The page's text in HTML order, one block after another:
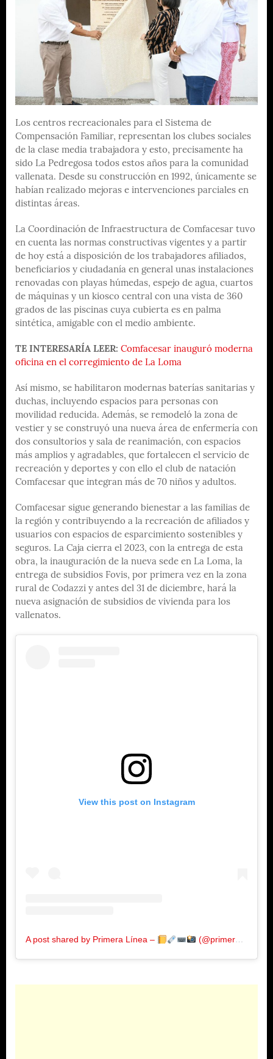
Los centros recreacionales para el Sistema de
Compensación Familiar, representan los clubes sociales
de la clase media trabajadora y esto, precisamente ha
sido La Pedregosa todos estos años para la comunidad
vallenata. Desde su construcción en 1992, únicamente se
habían realizado mejoras e intervenciones parciales en
distintas áreas.
La Coordinación de Infraestructura de Comfacesar tuvo
en cuenta las normas constructivas vigentes y a partir
de hoy está a disposición de los trabajadores afiliados,
beneficiarios y ciudadanía en general unas instalaciones
renovadas con playas húmedas, espejo de agua, cuartos
de máquinas y un kiosco central con una vista de 360
grados de las piscinas cuya cubierta es en palma
sintética, amigable con el medio ambiente.
TE INTERESARÍA LEER: Comfacesar inauguró moderna
oficina en el corregimiento de La Loma
Así mismo, se habilitaron modernas baterías sanitarias y
duchas, incluyendo espacios para personas con
movilidad reducida. Además, se remodeló la zona de
vestier y se construyó una nueva área de enfermería con
dos consultorios y sala de reanimación, con espacios
más amplios y agradables, que fortalecen el servicio de
recreación y deportes y con ello el club de natación
Comfacesar que integran más de 70 niños y adultos.
Comfacesar sigue generando bienestar a las familias de
la región y contribuyendo a la recreación de afiliados y
usuarios con espacios de esparcimiento sostenibles y
seguros. La Caja cierra el 2023, con la entrega de esta
obra, la inauguración de la nueva sede en La Loma, la
entrega de subsidios Fovis, por primera vez en la zona
rural de Codazzi y antes del 31 de diciembre, hará la
nueva asignación de subsidios de vivienda para los
vallenatos.
View this post on Instagram
A post shared by Primera Línea – (@primeralinea.com.co)